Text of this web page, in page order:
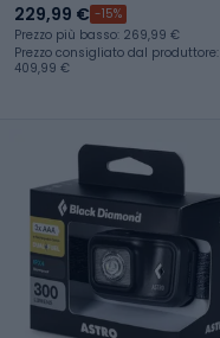
229,99 € -15%
Prezzo più basso: 269,99 €
Prezzo consigliato dal produttore:
409,99 €